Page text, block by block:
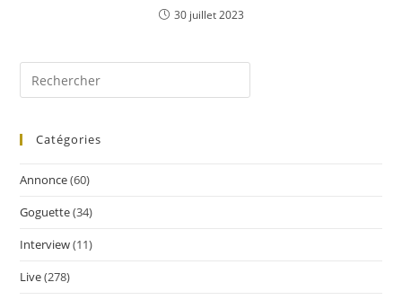
30 juillet 2023
Catégories
Annonce(60)
Goguette(34)
Interview(11)
Live(278)